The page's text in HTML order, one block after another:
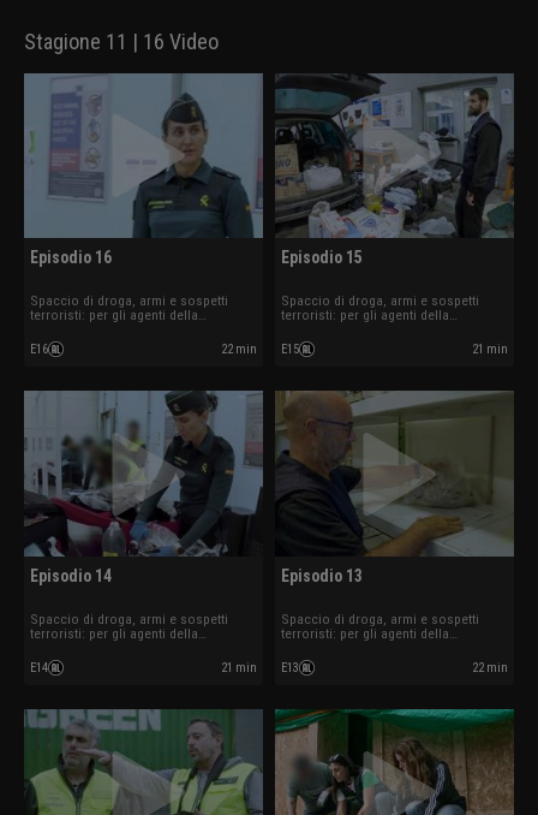
Stagione 11 | 16 Video
Episodio 16
Spaccio di droga, armi e sospetti
terroristi: per gli agenti della
sono all'ordine del giorno.
E16 22 min
Episodio 15
Spaccio di droga, armi e sospetti
terroristi: per gli agenti della
sono all'ordine del giorno.
E15 21 min
Episodio 14
Spaccio di droga, armi e sospetti
terroristi: per gli agenti della
sono all'ordine del giorno.
E14 21 min
Episodio 13
Spaccio di droga, armi e sospetti
terroristi: per gli agenti della
sono all'ordine del giorno.
E13 22 min